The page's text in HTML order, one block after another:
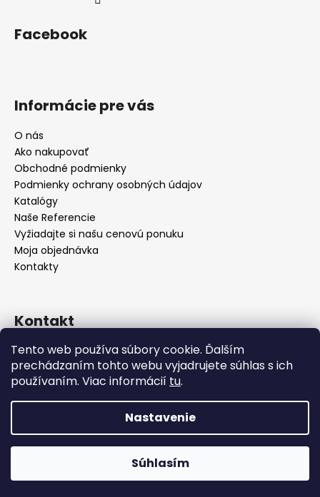
Tento web používa súbory cookie. Ďalším
prechádzaním tohto webu vyjadrujete súhlas s ich
používaním. Viac informácií tu.
Nastavenie
Súhlasím
Zariaďujete hotel, reštauráciu alebo kaviareň? Pri väčšom
odbere vám radi pripravíme cenovú ponuku na mieru –
Facebook
Informácie pre vás
O nás
Ako nakupovať
Obchodné podmienky
Podmienky ochrany osobných údajov
Katalógy
Naše Referencie
Vyžiadajte si našu cenovú ponuku
Moja objednávka
Kontakty
Kontakt
info@seevey.sk
+421 907 167 346
+421 911 387 731
SEEVEY s.r.o.. Všetky práva vyhradené.